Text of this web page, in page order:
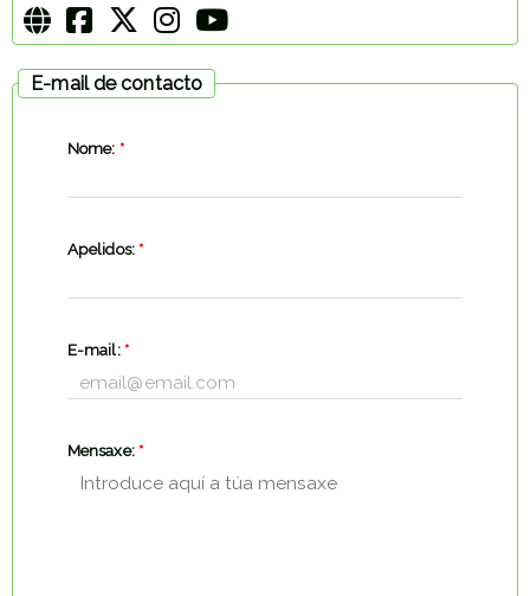
E-mail de contacto
Nome: *
Apelidos: *
E-mail: *
Mensaxe: *